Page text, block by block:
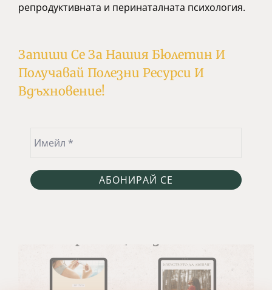
репродуктивната и перинаталната психология.
Запиши Се За Нашия Бюлетин И
Получавай Полезни Ресурси И
Вдъхновение!